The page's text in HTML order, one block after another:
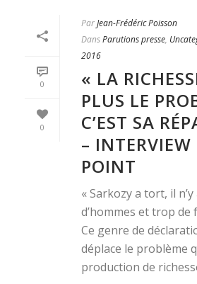
0
0
ParJean-Frédéric Poisson
DansParutions presse,
2016
« LA
PLUS LE
C’EST SA
– INTERVIEW
POINT
« Sarkozy a tort, il
d’hommes et trop de
Ce genre de
déplace le problème
production de